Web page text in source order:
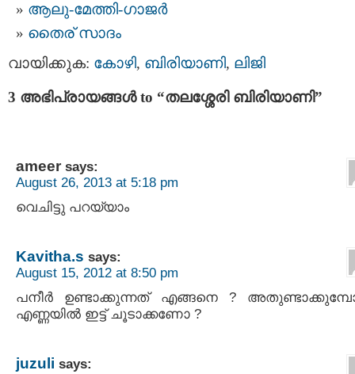
ആലു-മേത്തി-ഗാജര്‍
തൈര് സാദം
വായിക്കുക: കോഴി, ബിരിയാണി, ലിജി
3 അഭിപ്രായങ്ങള്‍ to “തലശ്ശേരി ബിരിയാണി”
ameer says:
August 26, 2013 at 5:18 pm
വെചിട്ടു പറയ്യാം
Kavitha.s says:
August 15, 2012 at 8:50 pm
പനീര്‍ ഉണ്ടാക്കുന്നത് എങ്ങനെ ?
എണ്ണയില്‍ ഇട്ട് ചൂടാക്കണോ ?
juzuli says: